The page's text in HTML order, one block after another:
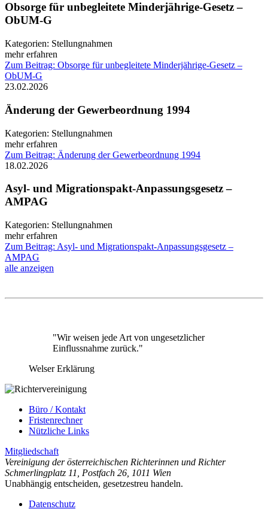
Obsorge für unbegleitete Minderjährige-Gesetz –
ObUM-G
Kategorien: Stellungnahmen
mehr erfahren
Zum Beitrag: Obsorge für unbegleitete Minderjährige-Gesetz –
ObUM-G
23.02.2026
Änderung der Gewerbeordnung 1994
Kategorien: Stellungnahmen
mehr erfahren
Zum Beitrag: Änderung der Gewerbeordnung 1994
18.02.2026
Asyl- und Migrationspakt-Anpassungsgesetz –
AMPAG
Kategorien: Stellungnahmen
mehr erfahren
Zum Beitrag: Asyl- und Migrationspakt-Anpassungsgesetz –
AMPAG
alle anzeigen
"Wir weisen jede Art von ungesetzlicher
Einflussnahme zurück."
Welser Erklärung
Büro / Kontakt
Fristenrechner
Nützliche Links
Mitgliedschaft
Vereinigung der österreichischen Richterinnen und Richter
Schmerlingplatz 11
Postfach 26 1011 Wien
Unabhängig entscheiden, gesetzestreu handeln.
Datenschutz